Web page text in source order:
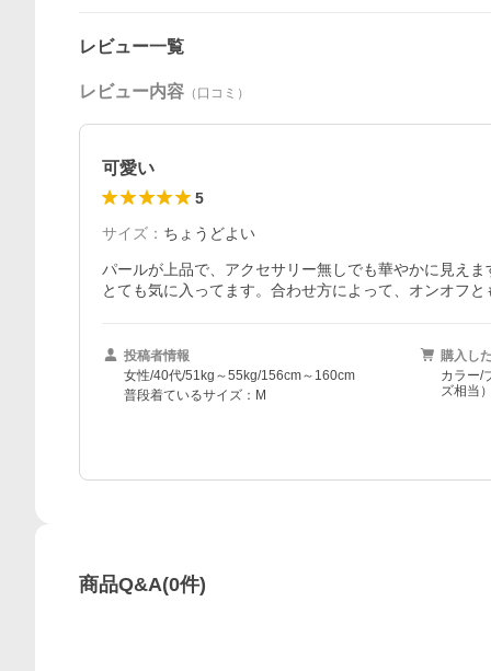
レビュー一覧
レビュー内容 （口コミ）
可愛い
5
サイズ ： ちょうどよい
パールが上品で、アクセサリー無しでも華やかに見えま
とても気に入ってます。合わせ方によって、オンオフ
投稿者情報
女性/40代/51kg～55kg/156cm～160cm
普段着ているサイズ：M
購入し
カラー/
ズ相当）
商品Q&A(0件)